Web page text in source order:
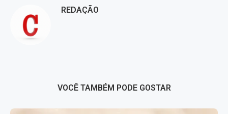
REDAÇÃO
VOCÊ TAMBÉM PODE GOSTAR